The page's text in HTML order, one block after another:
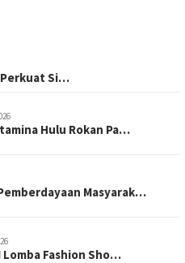
Perkuat Si…
Hulu Rokan Pa…
Masyarak…
Lomba Fashion Sho…